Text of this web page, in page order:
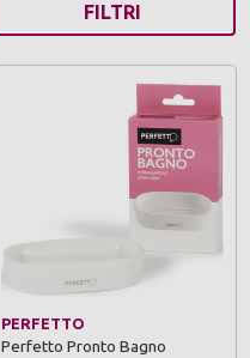
FILTRI
PERFETTO
Perfetto Pronto Bagno